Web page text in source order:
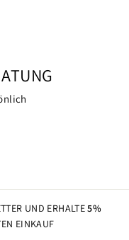
UND ERHALTE5%
EINKAUF